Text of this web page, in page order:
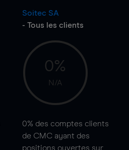
Soitec SA
- Tous les clients
0%
N/A
0% des comptes clients
de CMC ayant des
positions ouvertes sur